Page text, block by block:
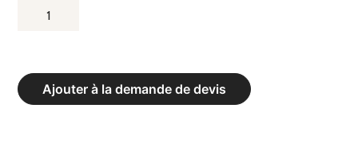
Ajouter à la demande de devis
QUANTITÉ
PREMIER
SECOURS